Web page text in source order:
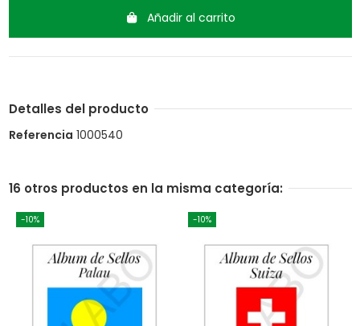
Añadir al carrito
Detalles del producto
Referencia 1000540
16 otros productos en la misma categoría:
-10% -10%